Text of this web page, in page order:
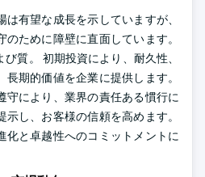
有望な成長を示していますが、
ために障壁に直面しています。
質。 初期投資により、耐久性、
期的価値を企業に提供します。
守により、業界の責任ある慣行に
し、お客様の信頼を高めます。
化と卓越性へのコミットメントに